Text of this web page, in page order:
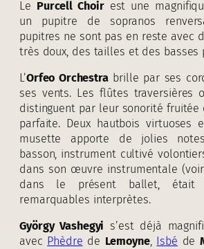
Le Purcell Choirest une
un pupitre de sopranos
pupitres ne sont pas en reste avec
très doux, des tailles et des basses
L’Orfeo Orchestrabrille par ses
ses vents. Les flûtes traversières
distinguent par leur sonorité
parfaite. Deux hautbois virtuoses
musette apporte de jolies
basson, instrument cultivé
dans son œuvre instrumentale
dans le présent ballet,
remarquables interprètes.
György Vashegyi s’est déjà
avec Phèdre de Lemoyne, Isbé de